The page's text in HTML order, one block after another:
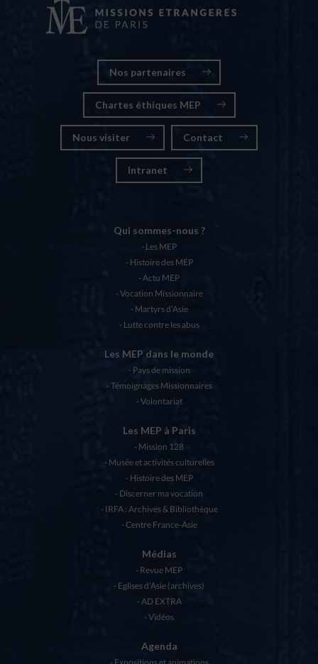
Nos partenaires
Chartes éthiques MEP
Nous visiter Contact
Intranet
Qui sommes-nous ?
Les MEP
Histoire des MEP
Actu MEP
Vocation Missionnaire
Martyrs d’Asie
Lutte contre les abus
Les MEP dans le monde
Pays de mission
Témoignages Missionnaires
Volontariat
Les MEP à Paris
Mission 128
Musée et activités culturelles
Histoire des MEP
Discerner ma vocation
IRFA : Archives & Bibliothèque
Centre France-Asie
Médias
Revue MEP
Eglises d’Asie (archives)
AD EXTRA
Vidéos
Agenda